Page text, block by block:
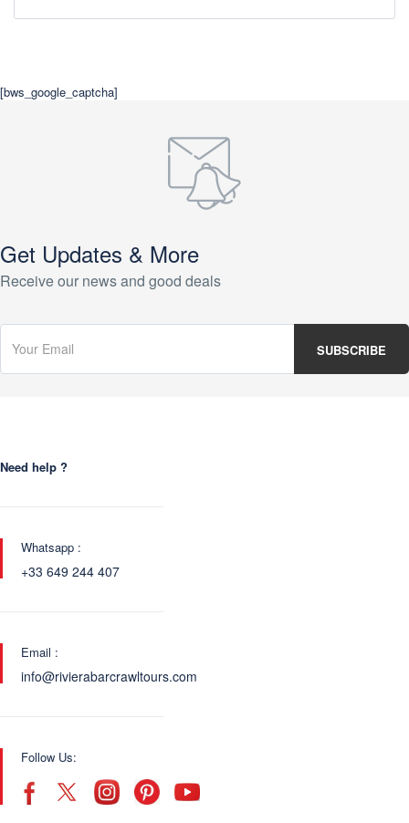
[bws_google_captcha]
Get Updates & More
Receive our news and good deals
Need help ?
Whatsapp :
+33 649 244 407
Email :
info@rivierabarcrawltours.com
Follow Us: